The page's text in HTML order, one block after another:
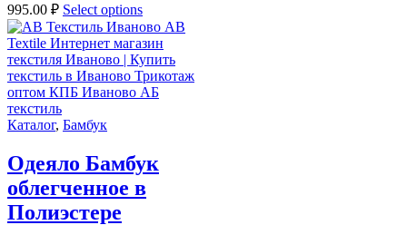
995.00 ₽ Select options
Каталог, Бамбук
Одеяло Бамбук
облегченное в
Полиэстере